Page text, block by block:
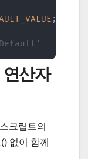
;
산자
크립트의
없이 함께